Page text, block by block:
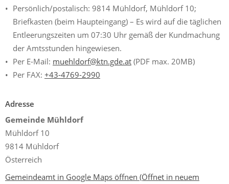
Persönlich/postalisch: 9814 Mühldorf, Mühldorf 10;
Briefkasten (beim Haupteingang) – Es wird auf die täglichen
Entleerungszeiten um 07:30 Uhr gemäß der Kundmachung
der Amtsstunden hingewiesen.
Per E-Mail: muehldorf@ktn.gde.at (PDF max. 20MB)
Per FAX: +43-4769-2990
Adresse
Gemeinde Mühldorf
Mühldorf 10
9814 Mühldorf
Österreich
Gemeindeamt in Google Maps öffnen (Öffnet in neuem